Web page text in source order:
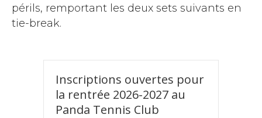
périls, remportant les deux sets suivants en
tie-break.
Inscriptions ouvertes pour
la rentrée 2026-2027 au
Panda Tennis Club